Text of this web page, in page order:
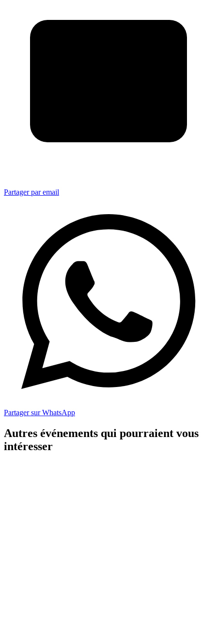
Partager par email
Partager sur WhatsApp
Autres événements qui pourraient vous
intéresser